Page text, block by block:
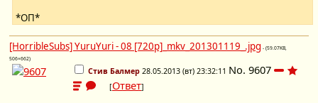
*ОП*
[HorribleSubs] YuruYuri - 08 [720p]_mkv_201301119_.jpg - (59.07KB,
506×662)
Стив Балмер 28.05.2013 (вт) 23:32:11 No. 9607
[Ответ]